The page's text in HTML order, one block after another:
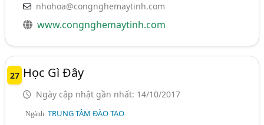
nhohoa@congnghemaytinh.com
www.congnghemaytinh.com
27 Học Gì Đây
Ngày cập nhật gần nhất: 14/10/2017
Ngành:TRUNG TÂM ĐÀO TẠO